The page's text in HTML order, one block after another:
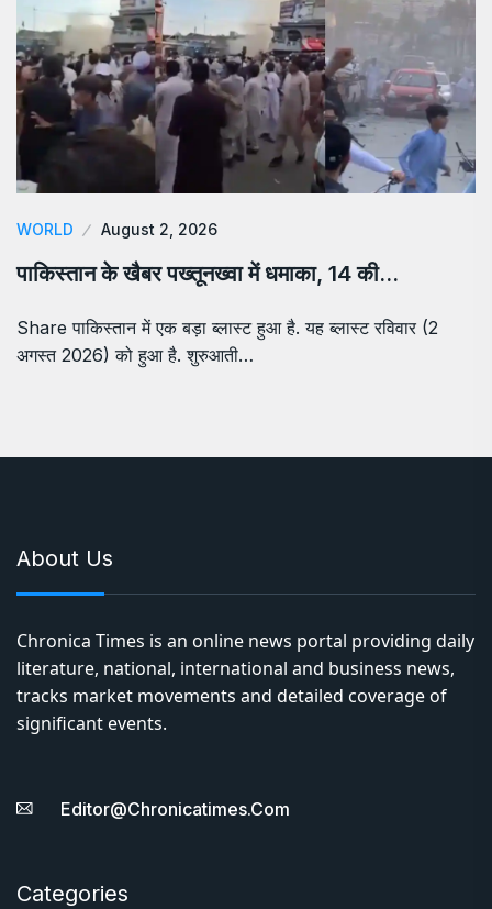
WORLD August 2, 2026
पाकिस्तान के खैबर पख्तूनख्वा में धमाका, 14 की…
Share पाकिस्तान में एक बड़ा ब्लास्ट हुआ है. यह ब्लास्ट रविवार (2
अगस्त 2026) को हुआ है. शुरुआती…
About Us
Chronica Times is an online news portal providing daily
literature, national, international and business news,
tracks market movements and detailed coverage of
significant events.
Editor@chronicatimes.com
Categories